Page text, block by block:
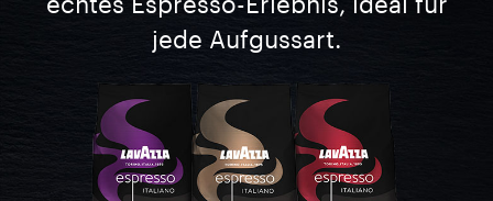
echtes Espresso-Erlebnis, ideal für
jede Aufgussart.